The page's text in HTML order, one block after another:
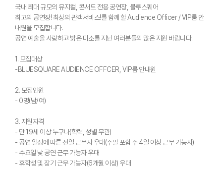
국내 최대 규모의 뮤지컬, 콘서트 전용 공연장, 블루스퀘어
최고의 공연장! 최상의 관객서비스!를 함께 할 Audience Officer / VIP룸 안
내원을 모집합니다.
공연 예술을 사랑하고 밝은 미소를 지닌 여러분들의 많은 지원 바랍니다.
1. 모집대상
-BLUESQUARE AUDIENCE OFFCER, VIP룸 안내원
2. 모집인원
- 0명(남/여)
3. 지원자격
- 만 19세 이상 누구나(학력, 성별 무관)
- 공연 일정에 따른 전일 근무자 우대(주말 포함 주 4일 이상 근무 가능자)
- 수요일 낮 공연 근무 가능자 우대
- 휴학생 및 장기 근무 가능자(6개월 이상) 우대